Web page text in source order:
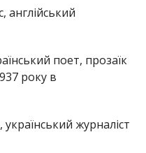
поет, прозаїк
року в
журналіст